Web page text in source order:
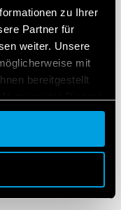
zu Ihrer
Partner für
weiter. Unsere
mit
bereitgestellt